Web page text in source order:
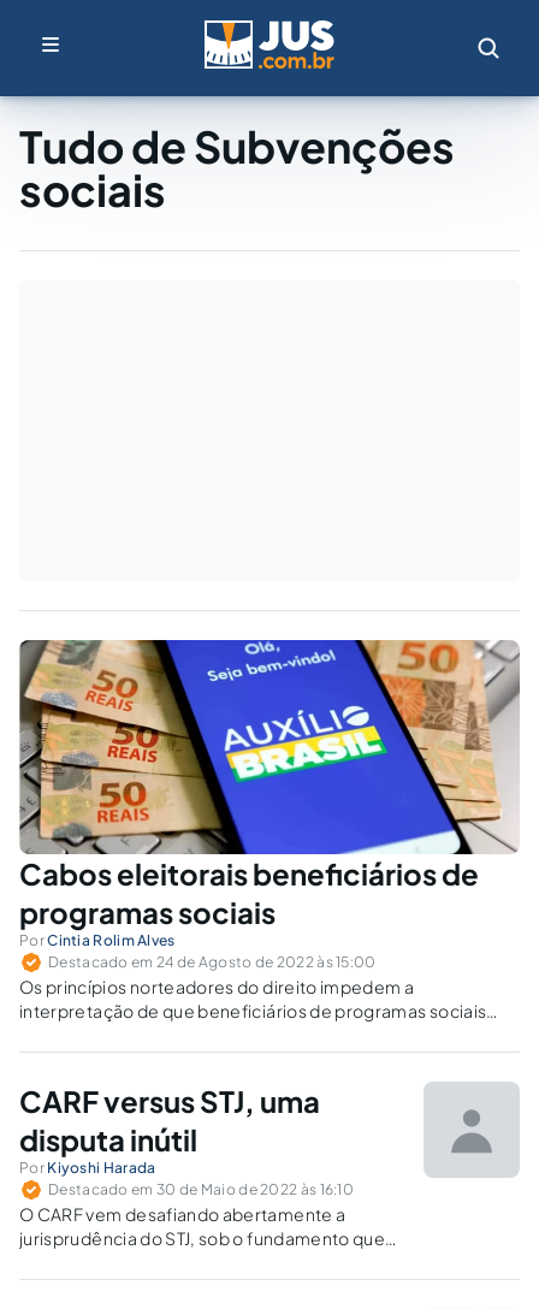
Tudo de Subvenções
sociais
Cabos eleitorais beneficiários de
programas sociais
PorCintia Rolim Alves
Destacado em 24 de Agosto de 2022 às 15:00
Os princípios norteadores do direito impedem a
interpretação de que beneficiários de programas sociais
referentes a atividades de militância e mobilização de rua
CARF versus STJ, uma
disputa inútil
Por Kiyoshi Harada
Destacado em 30 de Maio de 2022 às 16:10
O CARF vem desafiando abertamente a
jurisprudência do STJ, sob o fundamento que
recurso repetitivo tem o condão de vincular o